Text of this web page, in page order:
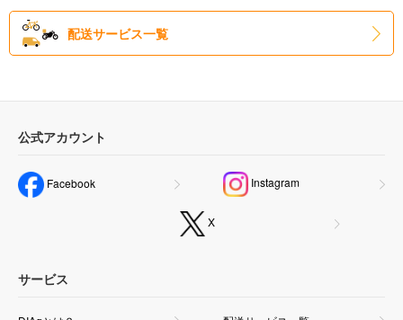
配送サービス一覧
公式アカウント
Facebook Instagram
X
サービス